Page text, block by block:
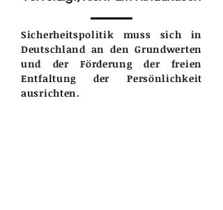
Sicherheitspolitik muss sich in
Deutschland an den Grundwerten
und der Förderung der freien
Entfaltung der Persönlichkeit
ausrichten.